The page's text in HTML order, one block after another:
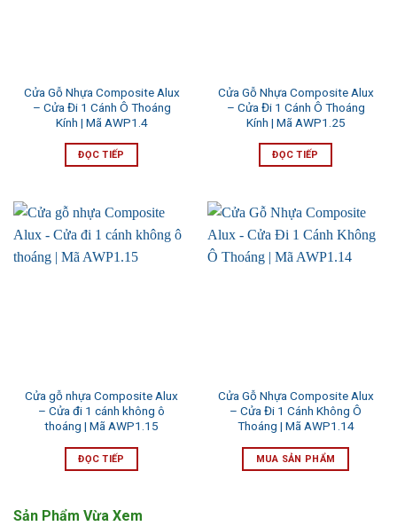
Cửa Gỗ Nhựa Composite Alux
– Cửa Đi 1 Cánh Ô Thoáng
Kính | Mã AWP1.4
ĐỌC TIẾP
Cửa Gỗ Nhựa Composite Alux
– Cửa Đi 1 Cánh Ô Thoáng
Kính | Mã AWP1.25
ĐỌC TIẾP
Cửa gỗ nhựa Composite Alux
– Cửa đi 1 cánh không ô
thoáng | Mã AWP1.15
ĐỌC TIẾP
Cửa Gỗ Nhựa Composite Alux
– Cửa Đi 1 Cánh Không Ô
Thoáng | Mã AWP1.14
MUA SẢN PHẨM
Sản Phẩm Vừa Xem